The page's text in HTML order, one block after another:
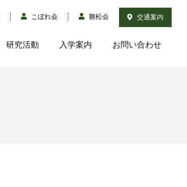
こぼれ会 雛松会 交通案内
研究活動 入学案内 お問い合わせ